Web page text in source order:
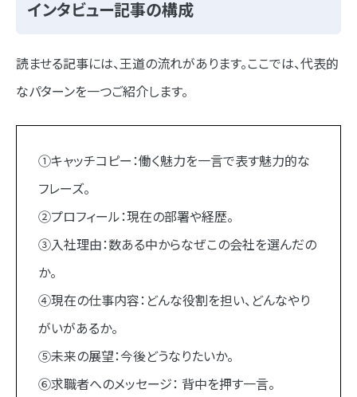
インタビュー記事の構成
読ませる記事には、王道の流れがあります。ここでは、代表的
なパターンを一つご紹介します。
①キャッチコピー：働く魅力を一言で表す魅力的な
フレーズ。
②プロフィール：現在の部署や経歴。
③入社理由：数ある中からなぜこの会社を選んだの
か。
④現在の仕事内容：どんな役割を担い、どんなやり
がいがあるか。
⑤未来の展望：今後どうなりたいか。
⑥求職者へのメッセージ： 背中を押す一言。